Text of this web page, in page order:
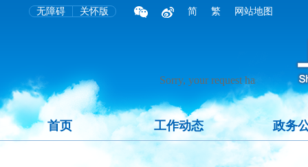
无障碍 关怀版 简 繁 网站地图
首页 工作动态 政务